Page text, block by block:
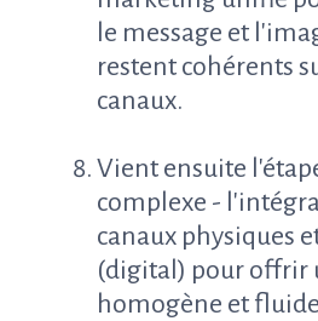
le message et
restent cohérents
canaux.
Vient ensuite
complexe -
canaux physiques
(digital) pour offrir
homogène et